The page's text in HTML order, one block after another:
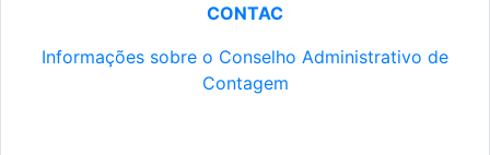
CONTAC
Informações sobre o Conselho Administrativo de
Contagem